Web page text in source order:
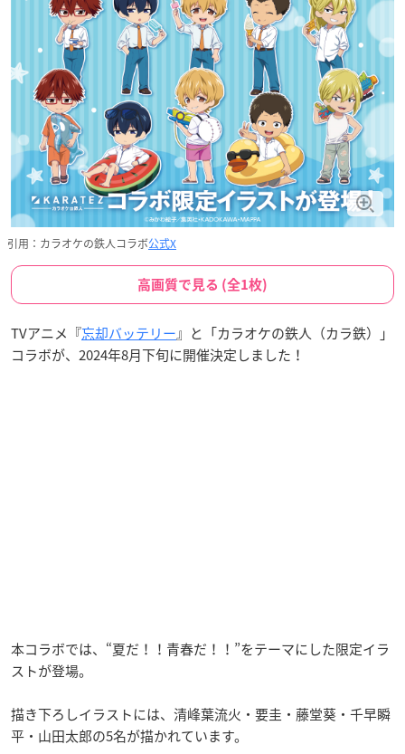
引用：カラオケの鉄人コラボ公式X
高画質で見る (全1枚)
TVアニメ『忘却バッテリー』と「カラオケの鉄人（カラ鉄）」
コラボが、2024年8月下旬に開催決定しました！
本コラボでは、“夏だ！！青春だ！！”をテーマにした限定イラ
ストが登場。
描き下ろしイラストには、清峰葉流火・要圭・藤堂葵・千早瞬
平・山田太郎の5名が描かれています。